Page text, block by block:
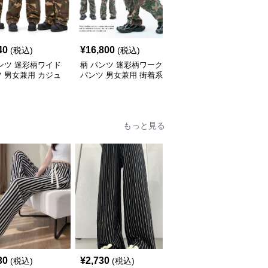
(税込)
ツ 迷彩柄ワイド
男女兼用 カジュ
¥16,800 (税込)
柄 パンツ 迷彩柄ワーク
パンツ 男女兼用 街着系
もっと見る
(税込) ¥2,730 (税込)